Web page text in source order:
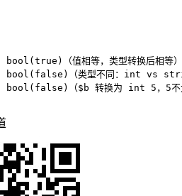
（值相等，类型转换后相等）
（类型不同：int vs
（$b 转换为 int 5，5不